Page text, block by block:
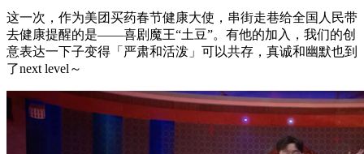
这一次，作为美团买药春节健康大使，串街走巷给全国人民带
去健康提醒的是——喜剧魔王“土豆”。有他的加入，我们的创
意表达一下子变得「严肃和活泼」可以共存，真诚和幽默也到
了next level～